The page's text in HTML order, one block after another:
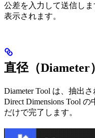
公差を入力して送信し
表示されます。
直径（Diameter）
Diameter Tool は、抽出
Direct Dimensions Tool
だけで完了します。